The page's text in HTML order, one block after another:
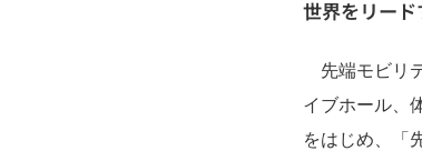
世界をリー
先端モビリ
イブホール、
をはじめ、「